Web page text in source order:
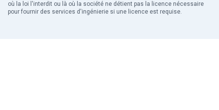
où la loi l'interdit ou là où la société ne détient pas la licence nécessaire
pour fournir des services d'ingénierie si une licence est requise.